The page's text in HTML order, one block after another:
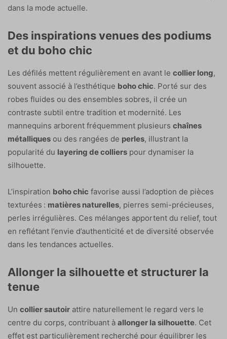
dans la mode actuelle.
Des inspirations venues des podiums
et du boho chic
Les défilés mettent régulièrement en avant le collier long,
souvent associé à l’esthétique boho chic. Porté sur des
robes fluides ou des ensembles sobres, il crée un
contraste subtil entre tradition et modernité. Les
mannequins arborent fréquemment plusieurs chaînes
métalliques ou des rangées de perles, illustrant la
popularité du layering de colliers pour dynamiser la
silhouette.
L’inspiration boho chic favorise aussi l’adoption de pièces
texturées : matières naturelles, pierres semi-précieuses,
perles irrégulières. Ces mélanges apportent du relief, tout
en reflétant l’envie d’authenticité et de diversité observée
dans les tendances actuelles.
Allonger la silhouette et structurer la
tenue
Un collier sautoir attire naturellement le regard vers le
centre du corps, contribuant à allonger la silhouette. Cet
effet est particulièrement recherché pour équilibrer les